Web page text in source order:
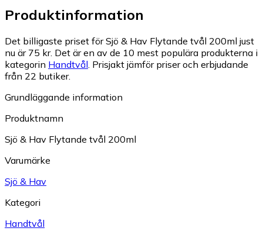
Produktinformation
Det billigaste priset för Sjö & Hav Flytande tvål 200ml just
nu är 75 kr. Det är en av de 10 mest populära produkterna i
kategorin Handtvål. Prisjakt jämför priser och erbjudande
från 22 butiker.
Grundläggande information
Produktnamn
Sjö & Hav Flytande tvål 200ml
Varumärke
Sjö & Hav
Kategori
Handtvål